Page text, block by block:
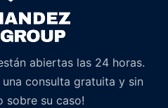
abiertas las 24 horas.
consulta gratuita y sin
sobre su caso!